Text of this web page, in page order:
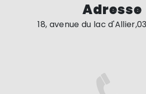
Adresse
18, avenue du lac